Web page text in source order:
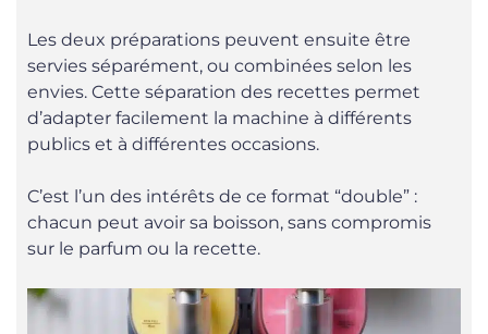
Les deux préparations peuvent ensuite être
servies séparément, ou combinées selon les
envies. Cette séparation des recettes permet
d’adapter facilement la machine à différents
publics et à différentes occasions.
C’est l’un des intérêts de ce format “double” :
chacun peut avoir sa boisson, sans compromis
sur le parfum ou la recette.